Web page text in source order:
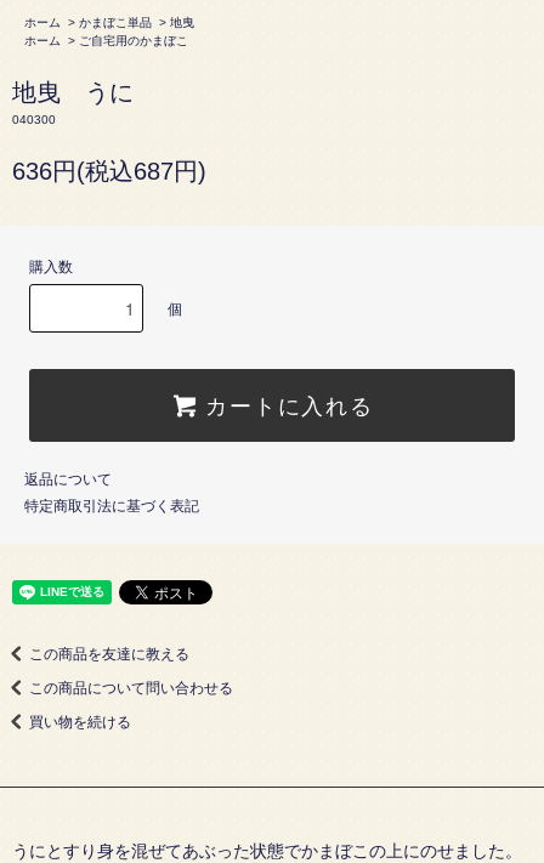
ホーム > かまぼこ単品 > 地曳
ホーム
> ご自宅用のかまぼこ
地曳 うに
040300
636円(税込687円)
購入数
個
カートに入れる
返品について
特定商取引法に基づく表記
この商品を友達に教える
この商品について問い合わせる
買い物を続ける
うにとすり身を混ぜてあぶった状態でかまぼこの上にのせました。